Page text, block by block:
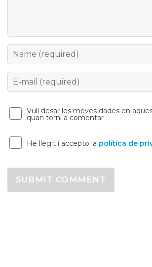
Name
Email
Vull desar les meves dades en
quan torni a comentar
He llegit i accepto la política de